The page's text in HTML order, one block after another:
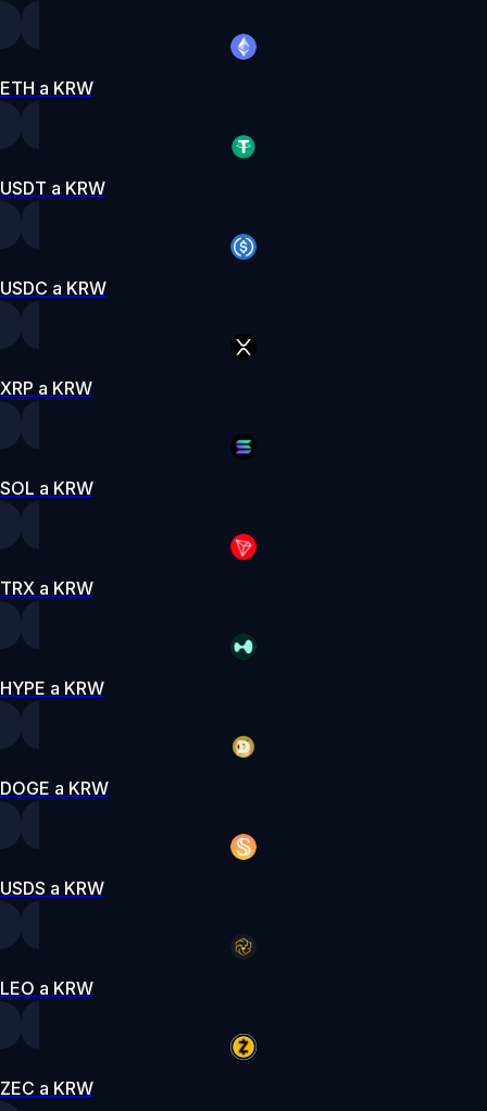
ETH a KRW
USDT a KRW
USDC a KRW
XRP a KRW
SOL a KRW
TRX a KRW
HYPE a KRW
DOGE a KRW
USDS a KRW
LEO a KRW
ZEC a KRW